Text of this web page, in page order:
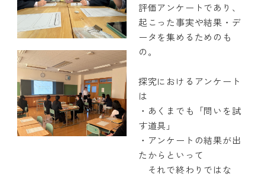
評価アンケートであり、
起こった事実や結果・デ
ータを集めるためのも
の。
探究におけるアンケート
は
・あくまでも「問いを試
す道具」
・アンケートの結果が出
たからといって
それで終わりではな